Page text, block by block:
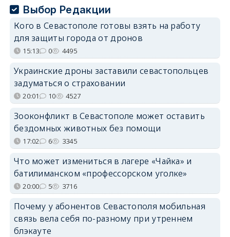
Выбор Редакции
Кого в Севастополе готовы взять на работу
для защиты города от дронов
15:13 0 4495
Украинские дроны заставили севастопольцев
задуматься о страховании
20:01 10 4527
Зооконфликт в Севастополе может оставить
бездомных животных без помощи
17:02 6 3345
Что может измениться в лагере «Чайка» и
батилиманском «профессорском уголке»
20:00 5 3716
Почему у абонентов Севастополя мобильная
связь вела себя по-разному при утреннем
блэкауте